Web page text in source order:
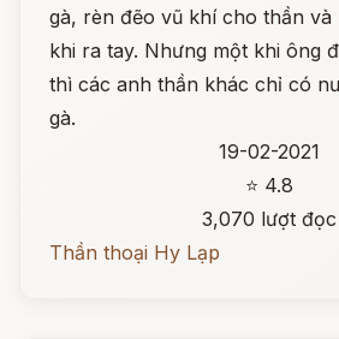
gà, rèn đẽo vũ khí cho thần và
khi ra tay. Nhưng một khi ông
thì các anh thần khác chỉ có
gà.
19-02-2021
⭐ 4.8
3,070 lượt đọc
Thần thoại Hy Lạp